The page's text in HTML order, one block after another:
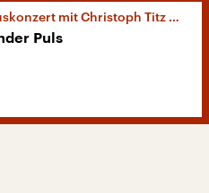
mit Christoph Titz & Band
Puls